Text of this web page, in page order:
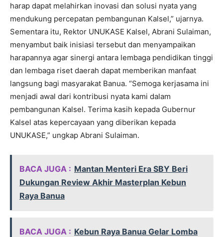
harap dapat melahirkan inovasi dan solusi nyata yang
mendukung percepatan pembangunan Kalsel,” ujarnya.
Sementara itu, Rektor UNUKASE Kalsel, Abrani Sulaiman,
menyambut baik inisiasi tersebut dan menyampaikan
harapannya agar sinergi antara lembaga pendidikan tinggi
dan lembaga riset daerah dapat memberikan manfaat
langsung bagi masyarakat Banua. “Semoga kerjasama ini
menjadi awal dari kontribusi nyata kami dalam
pembangunan Kalsel. Terima kasih kepada Gubernur
Kalsel atas kepercayaan yang diberikan kepada
UNUKASE,” ungkap Abrani Sulaiman.
BACA JUGA : Mantan Menteri Era SBY Beri
Dukungan Review Akhir Masterplan Kebun
Raya Banua
BACA JUGA : Kebun Raya Banua Gelar Lomba